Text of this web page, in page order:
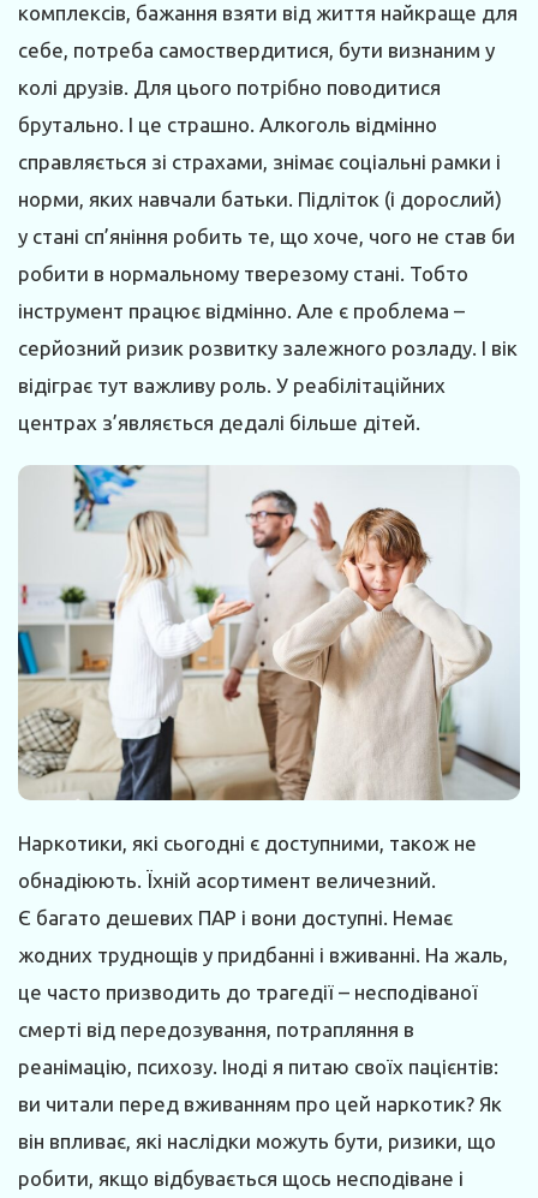
комплексів, бажання взяти від життя найкраще для
себе, потреба самоствердитися, бути визнаним у
колі друзів. Для цього потрібно поводитися
брутально. І це страшно. Алкоголь відмінно
справляється зі страхами, знімає соціальні рамки і
норми, яких навчали батьки. Підліток (і дорослий)
у стані сп’яніння робить те, що хоче, чого не став би
робити в нормальному тверезому стані. Тобто
інструмент працює відмінно. Але є проблема –
серйозний ризик розвитку залежного розладу. І вік
відіграє тут важливу роль. У реабілітаційних
центрах з’являється дедалі більше дітей.
Наркотики, які сьогодні є доступними, також не
обнадіюють. Їхній асортимент величезний.
Є багато дешевих ПАР і вони доступні. Немає
жодних труднощів у придбанні і вживанні. На жаль,
це часто призводить до трагедії – несподіваної
смерті від передозування, потрапляння в
реанімацію, психозу. Іноді я питаю своїх пацієнтів:
ви читали перед вживанням про цей наркотик? Як
він впливає, які наслідки можуть бути, ризики, що
робити, якщо відбувається щось несподіване і